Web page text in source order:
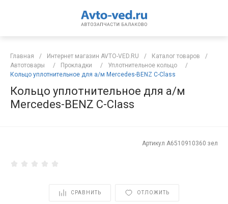
Главная / Интернет магазин AVTO-VED.RU / Каталог товаров
/
Автотовары
/ Прокладки / Уплотнительное кольцо
/
Кольцо уплотнительное для а/м Mercedes-BENZ C-Class
Кольцо уплотнительное для а/м
Mercedes-BENZ C-Class
Артикул A6510910360 зел
СРАВНИТЬ ОТЛОЖИТЬ